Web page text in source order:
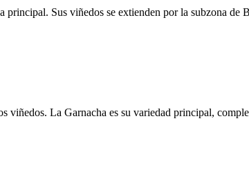
Sus viñedos se extienden por la subzona de
La Garnacha es su variedad principal,